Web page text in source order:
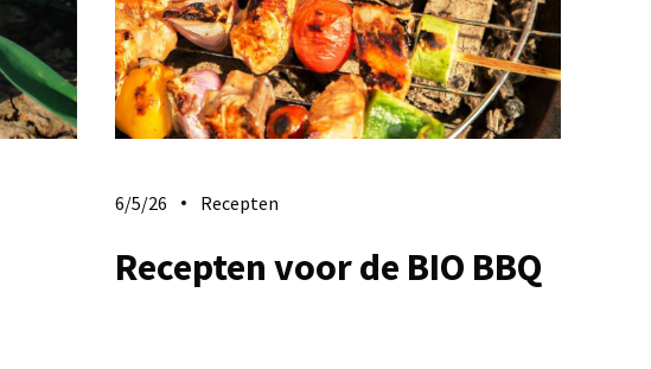
6/5/26 Recepten
Recepten voor de BIO BBQ